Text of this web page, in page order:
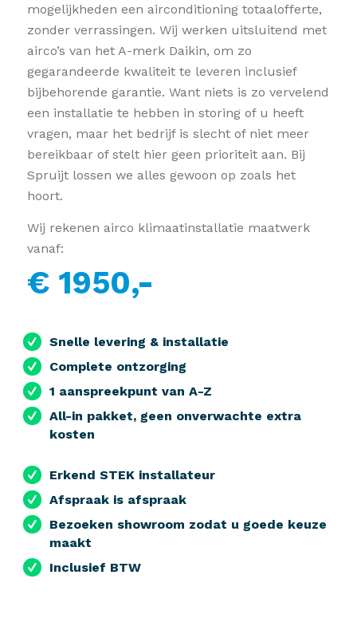
mogelijkheden een airconditioning totaalofferte,
zonder verrassingen. Wij werken uitsluitend met
airco’s van het A-merk Daikin, om zo
gegarandeerde kwaliteit te leveren inclusief
bijbehorende garantie. Want niets is zo vervelend
een installatie te hebben in storing of u heeft
vragen, maar het bedrijf is slecht of niet meer
bereikbaar of stelt hier geen prioriteit aan. Bij
Spruijt lossen we alles gewoon op zoals het
hoort.
Wij rekenen airco klimaatinstallatie maatwerk
vanaf:
€ 1950,-
Snelle levering & installatie
Complete ontzorging
1 aanspreekpunt van A-Z
All-in pakket, geen onverwachte extra
kosten
Erkend STEK installateur
Afspraak is afspraak
Bezoeken showroom zodat u goede keuze
maakt
Inclusief BTW